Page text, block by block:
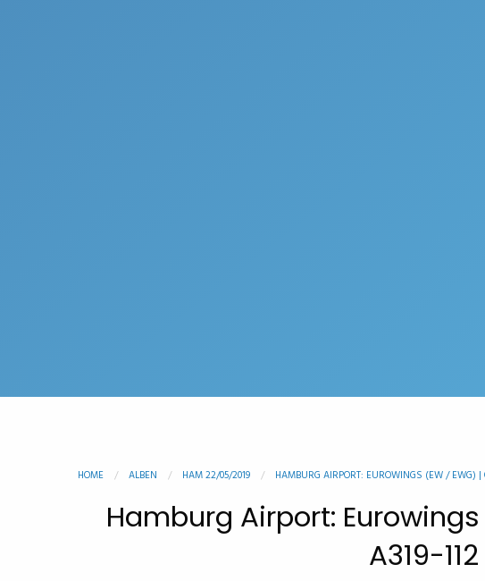
HOME ALBEN HAM 22/05/2019 HAMBURG AIRPORT: EUROWINGS (EW / EWG)
Hamburg Airport:
A319-